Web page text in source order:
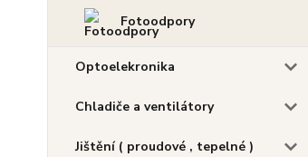
Fotoodpory
Optoelekronika
Chladiče a ventilátory
Jištění ( proudové , tepelné )